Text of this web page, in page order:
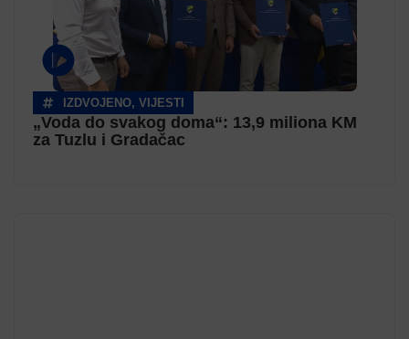
IZDVOJENO, VIJESTI
„Voda do svakog doma“: 13,9 miliona KM
za Tuzlu i Gradačac